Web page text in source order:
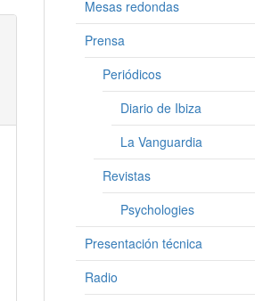
Mesas redondas
Prensa
Periódicos
Diario de Ibiza
La Vanguardia
Revistas
Psychologies
Presentación técnica
Radio